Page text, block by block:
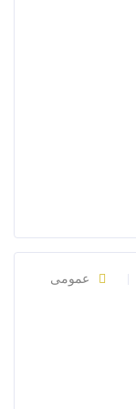
عمومی